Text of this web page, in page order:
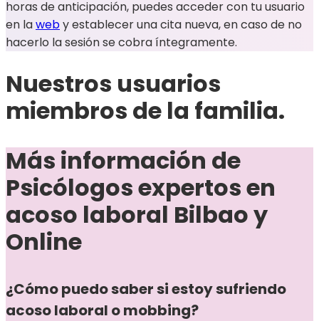
horas de anticipación, puedes acceder con tu usuario
en laweby establecer una cita nueva, en caso de no
hacerlo la sesión se cobra íntegramente.
Nuestros usuarios
miembros de la familia.
Más información de
Psicólogos expertos en
acoso laboral Bilbao y
Online
¿Cómo puedo saber si estoy sufriendo
acoso laboral o mobbing?